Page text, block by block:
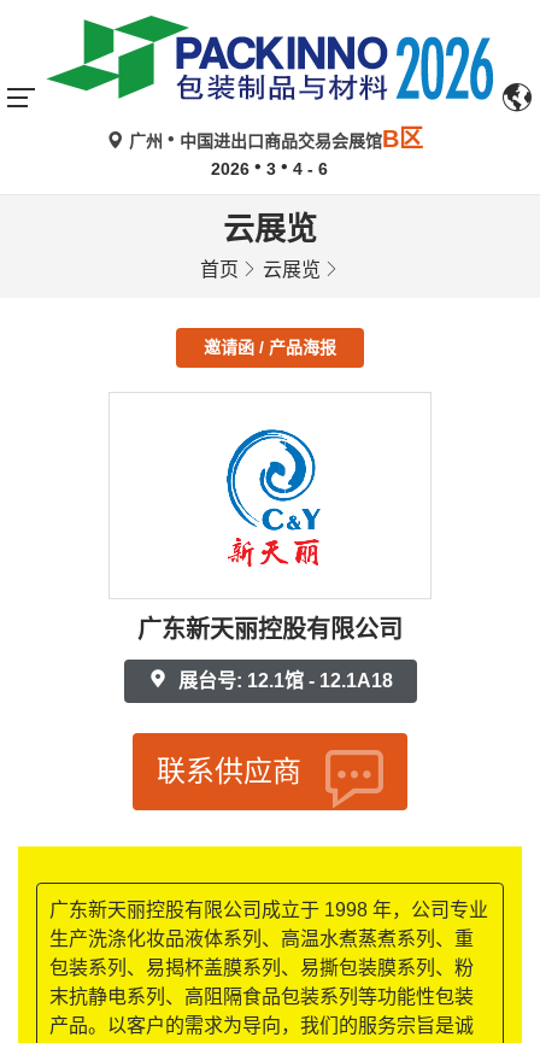
广州 中国进出口商品交易会展馆B区
2026 3 4 - 6
云展览
首页 云展览
邀请函 / 产品海报
广东新天丽控股有限公司
展台号: 12.1馆 - 12.1A18
联系供应商
广东新天丽控股有限公司成立于 1998 年，公司专业
生产洗涤化妆品液体系列、高温水煮蒸煮系列、重
包装系列、易揭杯盖膜系列、易撕包装膜系列、粉
末抗静电系列、高阻隔食品包装系列等功能性包装
产品。以客户的需求为导向，我们的服务宗旨是诚